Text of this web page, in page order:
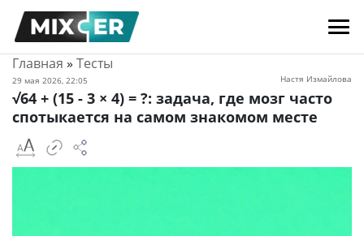
Главная » Тесты
29 мая 2026, 22:05 Настя Измайлова
√64 + (15 - 3 × 4) = ?: задача, где мозг часто
спотыкается на самом знакомом месте